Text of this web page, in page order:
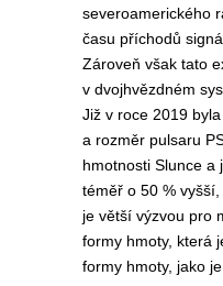
severoamerického
času příchodů
Zároveň však tato
v dvojhvězdném
Již v roce 2019
a rozměr pulsaru
hmotnosti Slunce a
téměř o 50 %
je větší výzvou pro
formy hmoty, která
formy hmoty, jako